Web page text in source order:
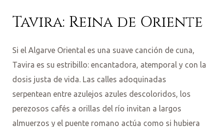
Tavira: Reina de Oriente
Si el Algarve Oriental es una suave canción de cuna,
Tavira es su estribillo: encantadora, atemporal y con la
dosis justa de vida. Las calles adoquinadas
serpentean entre azulejos azules descoloridos, los
perezosos cafés a orillas del río invitan a largos
almuerzos y el puente romano actúa como si hubiera